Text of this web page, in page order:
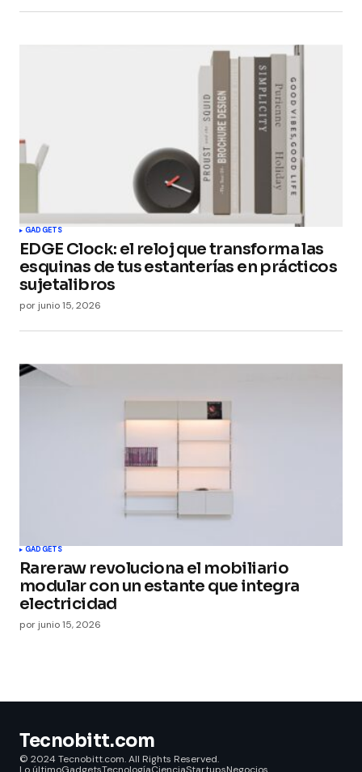
GADGETS
EDGE Clock: el reloj que transforma las
esquinas de tus estanterías en prácticos
sujetalibros
por junio 15, 2026
GADGETS
Rareraw revoluciona el mobiliario
modular con un estante que integra
electricidad
por junio 15, 2026
Tecnobitt.com
© 2024 Tecnobitt.com. All Rights Reserved.